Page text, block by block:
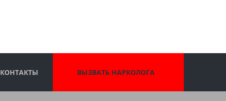
КОНТАКТЫ ВЫЗВАТЬ НАРКОЛОГА